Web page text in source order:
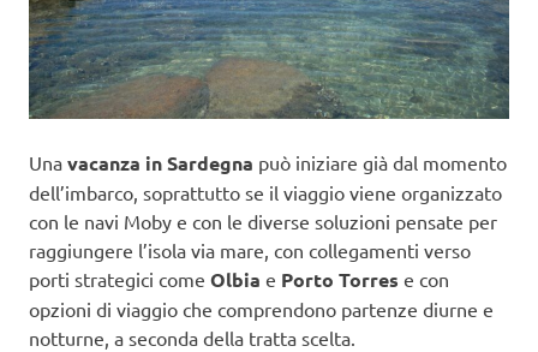
Una vacanza in Sardegna può iniziare già dal momento
dell’imbarco, soprattutto se il viaggio viene organizzato
con le navi Moby e con le diverse soluzioni pensate per
raggiungere l’isola via mare, con collegamenti verso
porti strategici come Olbia e Porto Torres e con
opzioni di viaggio che comprendono partenze diurne e
notturne, a seconda della tratta scelta.